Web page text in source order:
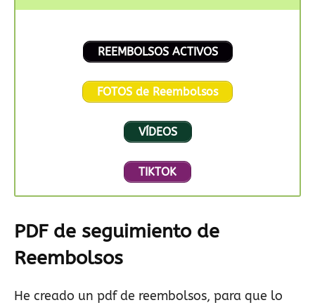
REEMBOLSOS ACTIVOS
FOTOS de Reembolsos
VÍDEOS
TIKTOK
PDF de seguimiento de
Reembolsos
He creado un pdf de reembolsos, para que lo